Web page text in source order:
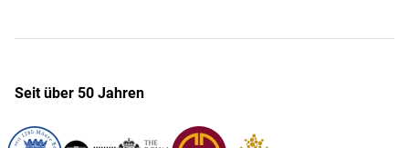
Seit über 50 Jahren